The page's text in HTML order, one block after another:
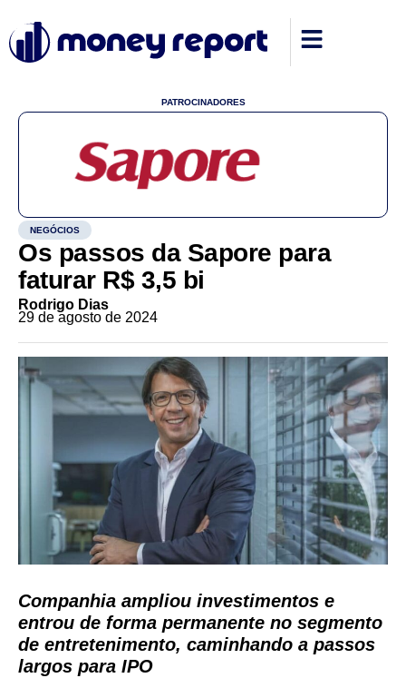
PATROCINADORES
NEGÓCIOS
Os passos da Sapore para
faturar R$ 3,5 bi
Rodrigo Dias
29 de agosto de 2024
Companhia ampliou investimentos e
entrou de forma permanente no segmento
de entretenimento, caminhando a passos
largos para IPO